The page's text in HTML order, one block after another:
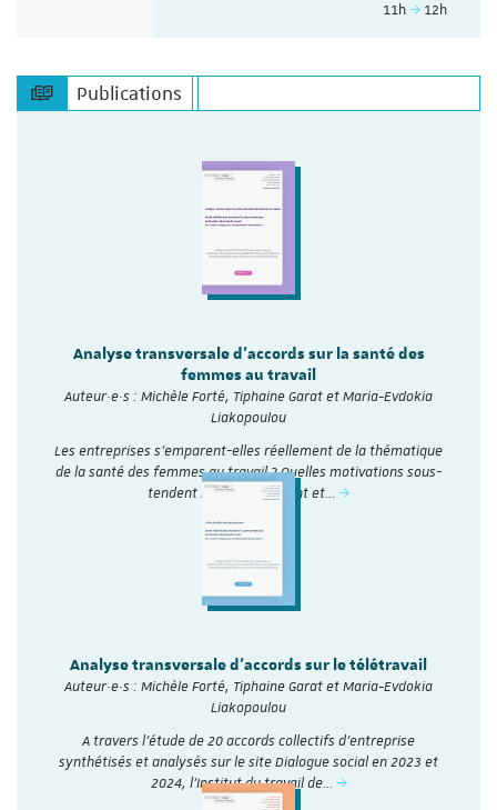
11h
12h
Publications
Analyse transversale d'accords sur la santé des
femmes au travail
Auteur·e·s : Michèle Forté, Tiphaine Garat et Maria-Evdokia
Liakopoulou
Les entreprises s’emparent-elles réellement de la thématique
de la santé des femmes au travail ? Quelles motivations sous-
tendent leur engagement et…
Analyse transversale d'accords sur le télétravail
Auteur·e·s : Michèle Forté, Tiphaine Garat et Maria-Evdokia
Liakopoulou
A travers l’étude de 20 accords collectifs d’entreprise
synthétisés et analysés sur le site Dialogue social en 2023 et
2024, l'Institut du travail de…